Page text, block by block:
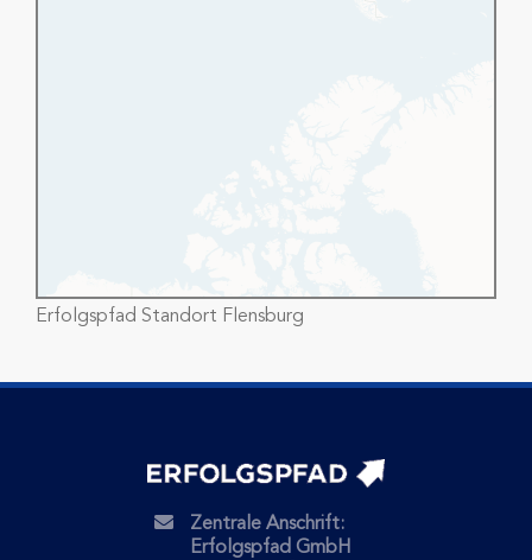
Erfolgspfad Standort Flensburg
Zentrale Anschrift:
Erfolgspfad GmbH